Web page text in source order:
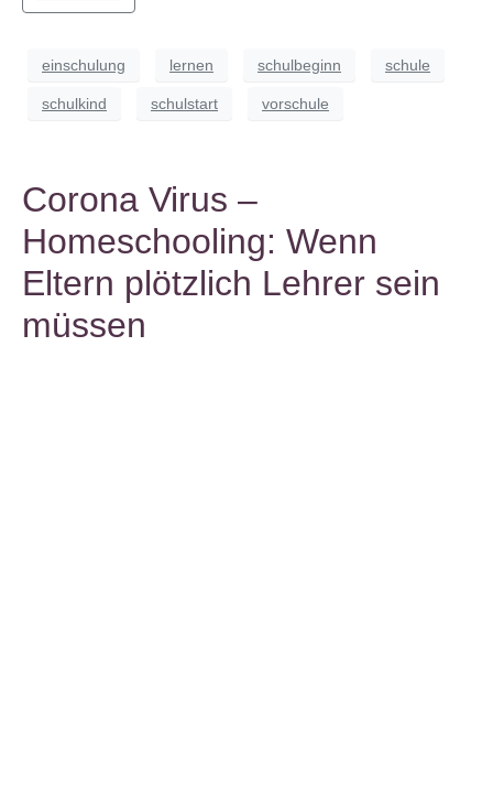
einschulung lernen schulbeginn schule
schulkind schulstart vorschule
Corona Virus –
Homeschooling: Wenn
Eltern plötzlich Lehrer sein
müssen